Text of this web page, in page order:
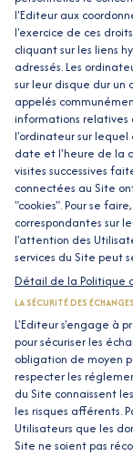
l'Editeur aux
l'exercice de ces
cliquant sur les liens
adressés. Les
sur leur disque dur
appelés
informations
l'ordinateur sur lequel
date et l'heure de la
visites successives
connectées au Site
"cookies". Pour se
correspondantes sur
l'attention des
services du Site peut
Détail de la Politique
LA SÉCURITÉ DES ÉCHANGES
L'Editeur s'engage à
pour sécuriser les
obligation de moyen
respecter les
du Site connaissent
les risques afférents.
Utilisateurs que les
Site ne soient pas